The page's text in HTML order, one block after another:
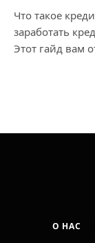
Что такое
заработать
Этот гайд вам
О НАС